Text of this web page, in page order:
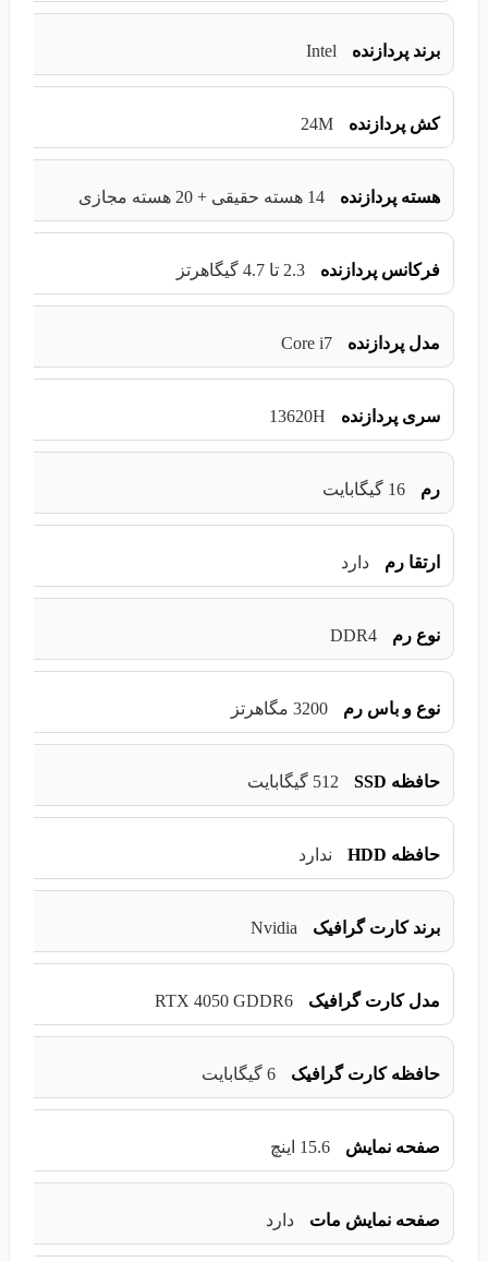
برند پردازنده Intel
کش پردازنده 24M
هسته پردازنده 14 هسته حقیقی + 20 هسته مجازی
فرکانس پردازنده 2.3 تا 4.7 گیگاهرتز
مدل پردازنده Core i7
سری پردازنده 13620H
رم 16 گیگابایت
ارتقا رم دارد
نوع رم DDR4
نوع و باس رم 3200 مگاهرتز
حافظه SSD 512 گیگابایت
حافظه HDD ندارد
برند کارت گرافیک Nvidia
مدل کارت گرافیک RTX 4050 GDDR6
حافظه کارت گرافیک 6 گیگابایت
صفحه نمایش 15.6 اینچ
صفحه نمایش مات دارد